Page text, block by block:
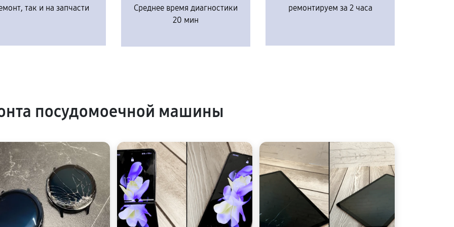
так и на запчасти
Среднее время диагностики
20 мин
ремонтируем за 2 часа
посудомоечной машины